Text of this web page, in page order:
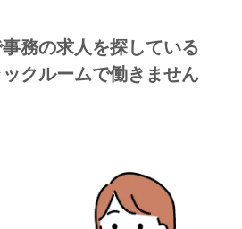
務の求人を探している
クルームで働きません